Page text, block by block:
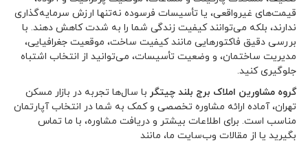
قیمت‌های غیرواقعی، یا تأسیسات فرسوده نه‌تنها ارزش سرمایه‌گذاری
ندارند، بلکه می‌توانند کیفیت زندگی شما را به شدت کاهش دهند. با
بررسی دقیق فاکتورهایی مانند کیفیت ساخت، موقعیت جغرافیایی،
مدیریت ساختمان، و وضعیت تأسیسات، می‌توانید از انتخاب اشتباه
جلوگیری کنید.
گروه مشاورین املاک برج بلند چیتگربا سال‌ها تجربه در بازار مسکن
تهران، آماده ارائه مشاوره تخصصی و کمک به شما در انتخاب آپارتمان
مناسب است. برای اطلاعات بیشتر و دریافت مشاوره، با ما تماس
بگیرید یا از مقالات وب‌سایت ما، مانند